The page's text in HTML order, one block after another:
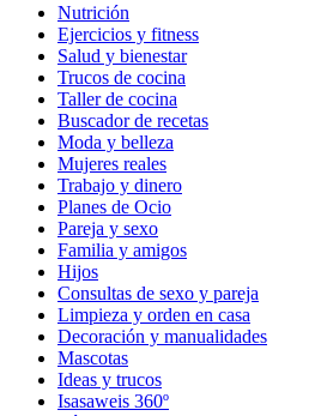
Nutrición
Ejercicios y fitness
Salud y bienestar
Trucos de cocina
Taller de cocina
Buscador de recetas
Moda y belleza
Mujeres reales
Trabajo y dinero
Planes de Ocio
Pareja y sexo
Familia y amigos
Hijos
Consultas de sexo y pareja
Limpieza y orden en casa
Decoración y manualidades
Mascotas
Ideas y trucos
Isasaweis 360º